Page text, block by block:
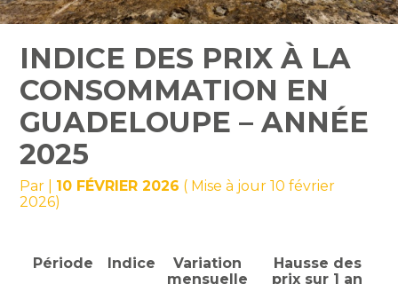
INDICE DES PRIX À LA
CONSOMMATION EN
GUADELOUPE – ANNÉE
2025
Par 10 FÉVRIER 2026 ( Mise à jour 10 février
2026)
Période Indice
Variation
mensuelle
Hausse des
prix sur 1 an